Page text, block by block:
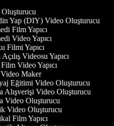
Yap (DIY) Video Oluşturucu
Film Yapıcı
Video Yapıcı
Filmi Yapıcı
Videosu Yapıcı
Video Yapıcı
Maker
Eğitimi Video Oluşturucu
Alışverişi Video Oluşturucu
Video Oluşturucu
Video Oluşturucu
Film Yapıcı